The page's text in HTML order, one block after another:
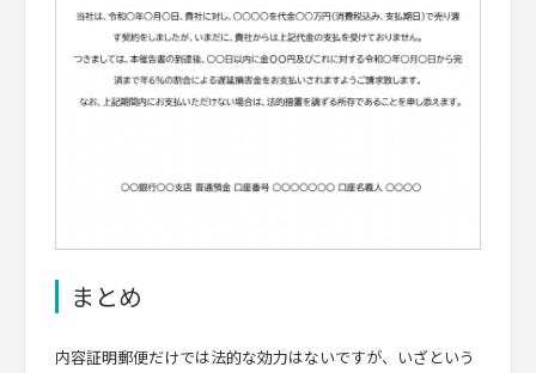
まとめ
内容証明郵便だけでは法的な効力はないですが、いざという